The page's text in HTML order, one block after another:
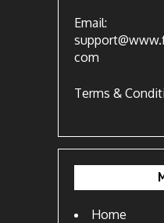
Email:
com
Terms &
Home